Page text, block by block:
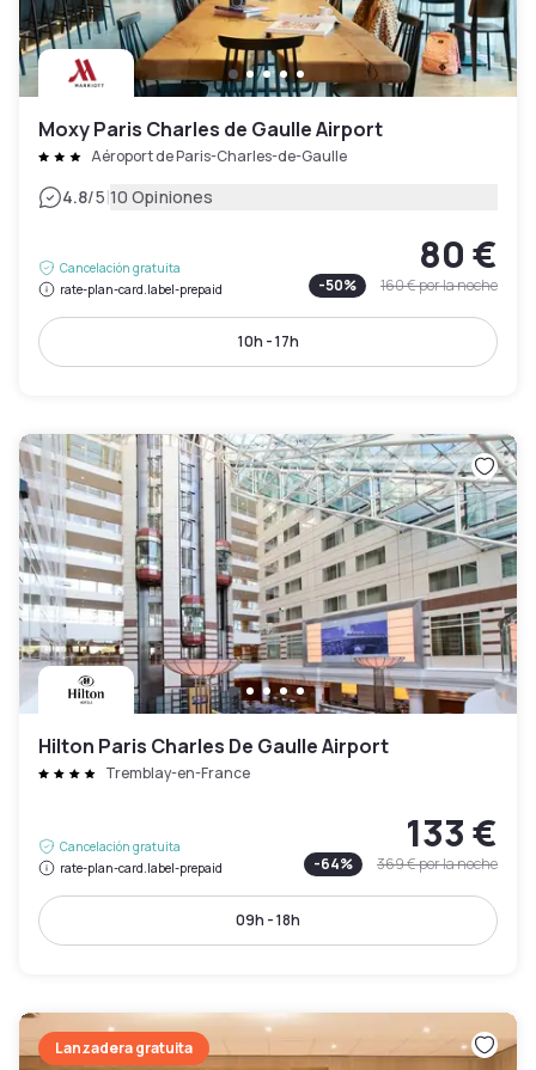
Moxy Paris Charles de Gaulle Airport
Aéroport de Paris-Charles-de-Gaulle
4.8/5|10 Opiniones
Cancelación gratuita
rate-plan-card.label-prepaid
80 €
-50% 160 €por la noche
10h - 17h
Hilton Paris Charles De Gaulle Airport
Tremblay-en-France
Cancelación gratuita
rate-plan-card.label-prepaid
133 €
-64% 369 €por la noche
09h - 18h
Lanzadera gratuita